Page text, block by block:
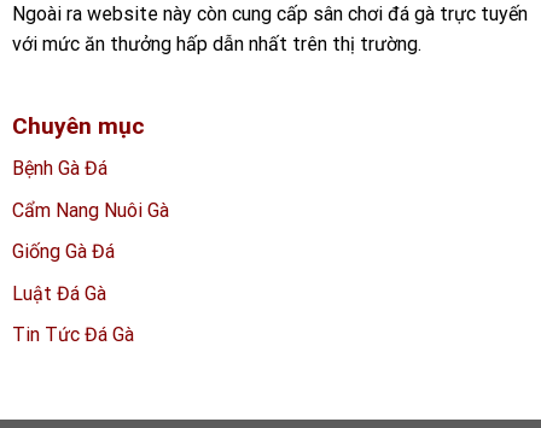
Ngoài ra website này còn cung cấp sân chơi đá gà trực tuyến
với mức ăn thưởng hấp dẫn nhất trên thị trường.
Chuyên mục
Bệnh Gà Đá
Cẩm Nang Nuôi Gà
Giống Gà Đá
Luật Đá Gà
Tin Tức Đá Gà